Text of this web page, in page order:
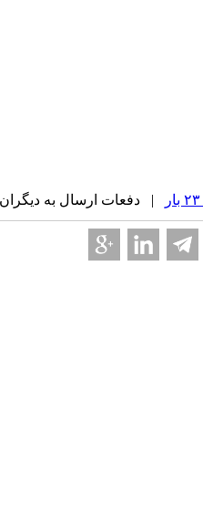
| دفعات ارسال به دیگران: ۳۵۷